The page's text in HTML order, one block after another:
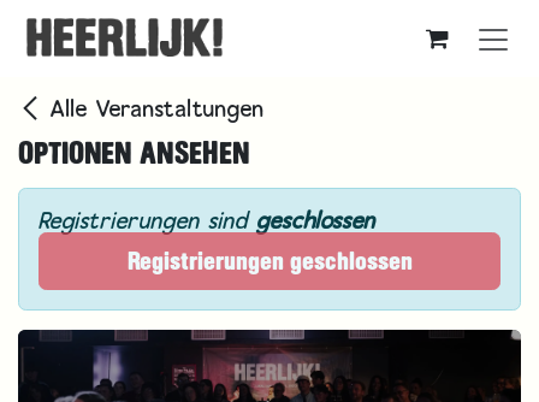
Zum Inhalt springen
Alle Veranstaltungen
OPTIONEN ANSEHEN
Registrierungen sind geschlossen
Registrierungen geschlossen